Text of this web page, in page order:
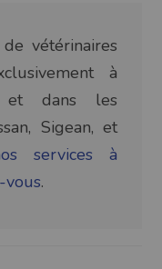
vétérinaires
à
et dans les
Sigean, et
services à
vous.